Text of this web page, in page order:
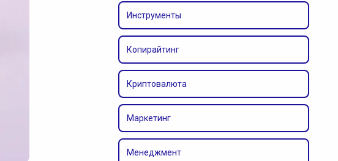
Инструменты
Копирайтинг
Криптовалюта
Маркетинг
Менеджмент